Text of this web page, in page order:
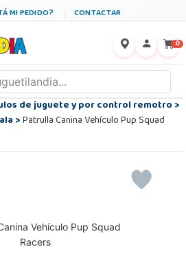
MI PEDIDO? CONTACTAR
0
de juguete y por control remotro>
>Patrulla Canina Vehículo Pup Squad